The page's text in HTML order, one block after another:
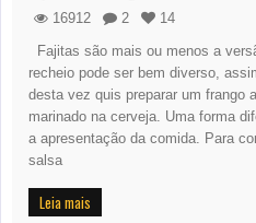
16912 2
14
Fajitas são mais ou menos a
recheio pode ser bem diverso,
desta vez quis preparar um frango
marinado na cerveja. Uma forma
a apresentação da comida. Para
salsa
Leia mais